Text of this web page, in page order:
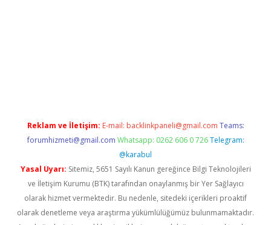
Reklam ve İletişim: E-mail: backlinkpaneli@gmail.com Teams:
forumhizmeti@gmail.com Whatsapp: 0262 606 0 726 Telegram:
@karabul
Yasal Uyarı: Sitemiz, 5651 Sayılı Kanun gereğince Bilgi Teknolojileri
ve İletişim Kurumu (BTK) tarafından onaylanmış bir Yer Sağlayıcı
olarak hizmet vermektedir. Bu nedenle, sitedeki içerikleri proaktif
olarak denetleme veya araştırma yükümlülüğümüz bulunmamaktadır.